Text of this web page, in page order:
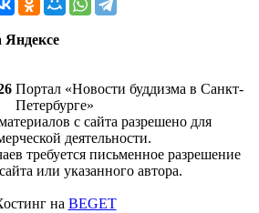
Яндексе
Портал «Новости буддизма в Санкт-
Петербурге»
с сайта разрешено для
деятельности.
требуется письменное разрешение
или указанного автора.
на BEGET